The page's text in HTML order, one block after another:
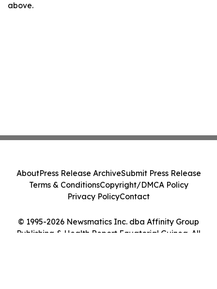
above.
© 1995-2026 Newsmatics Inc. dba Affinity Group
Publishing & Health Report Equatorial Guinea. All
AboutPress Release ArchiveSubmit Press Release
Terms & ConditionsCopyright/DMCA Policy
Privacy PolicyContact